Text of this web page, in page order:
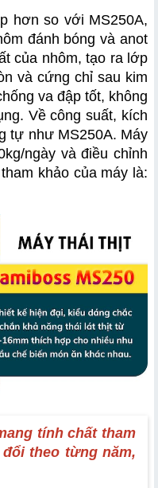
hơn so với MS250A,
đánh bóng và anot
của nhôm, tạo ra lớp
và cứng chỉ sau kim
va đập tốt, không
Về công suất, kích
tự như MS250A. Máy
ngày và điều chỉnh
khảo của máy là:
tính chất tham
theo từng năm,